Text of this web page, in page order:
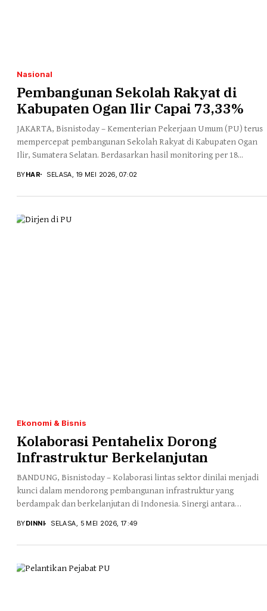
Nasional
Pembangunan Sekolah Rakyat di
Kabupaten Ogan Ilir Capai 73,33%
JAKARTA, Bisnistoday – Kementerian Pekerjaan Umum (PU) terus
mempercepat pembangunan Sekolah Rakyat di Kabupaten Ogan
Ilir, Sumatera Selatan. Berdasarkan hasil monitoring per 18...
BYHAR SELASA, 19 MEI 2026, 07:02
Ekonomi & Bisnis
Kolaborasi Pentahelix Dorong
Infrastruktur Berkelanjutan
BANDUNG, Bisnistoday – Kolaborasi lintas sektor dinilai menjadi
kunci dalam mendorong pembangunan infrastruktur yang
berdampak dan berkelanjutan di Indonesia. Sinergi antara
BYDINNI SELASA, 5 MEI 2026, 17:49